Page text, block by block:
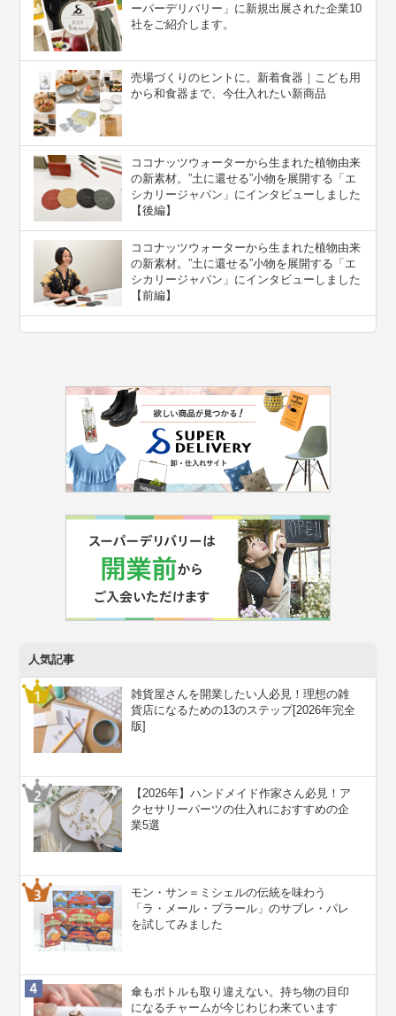
ーパーデリバリー」に新規出展された企業10
社をご紹介します。
売場づくりのヒントに。新着食器｜こども用
から和食器まで、今仕入れたい新商品
ココナッツウォーターから生まれた植物由来
の新素材。”⼟に還せる”小物を展開する「エ
シカリージャパン」にインタビューしました
【後編】
ココナッツウォーターから生まれた植物由来
の新素材。”⼟に還せる”小物を展開する「エ
シカリージャパン」にインタビューしました
【前編】
人気記事
雑貨屋さんを開業したい人必見！理想の雑
貨店になるための13のステップ[2026年完全
版]
【2026年】ハンドメイド作家さん必見！ア
クセサリーパーツの仕入れにおすすめの企
業5選
モン・サン＝ミシェルの伝統を味わう
「ラ・メール・プラール」のサブレ・パレ
を試してみました
傘もボトルも取り違えない。持ち物の目印
になるチャームが今じわじわ来ています